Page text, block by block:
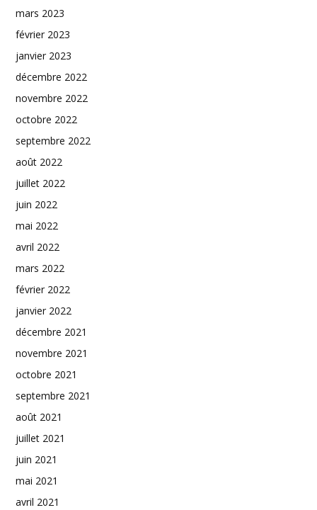
mars 2023
février 2023
janvier 2023
décembre 2022
novembre 2022
octobre 2022
septembre 2022
août 2022
juillet 2022
juin 2022
mai 2022
avril 2022
mars 2022
février 2022
janvier 2022
décembre 2021
novembre 2021
octobre 2021
septembre 2021
août 2021
juillet 2021
juin 2021
mai 2021
avril 2021